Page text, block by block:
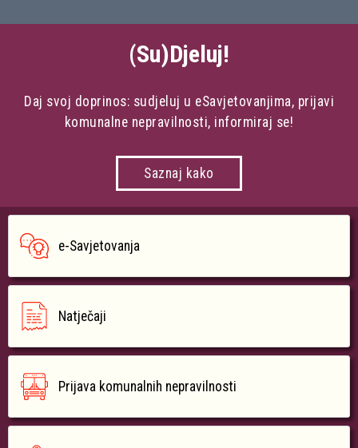
(Su)Djeluj!
Daj svoj doprinos: sudjeluj u eSavjetovanjima, prijavi
komunalne nepravilnosti, informiraj se!
Saznaj kako
e-Savjetovanja
Natječaji
Prijava komunalnih nepravilnosti